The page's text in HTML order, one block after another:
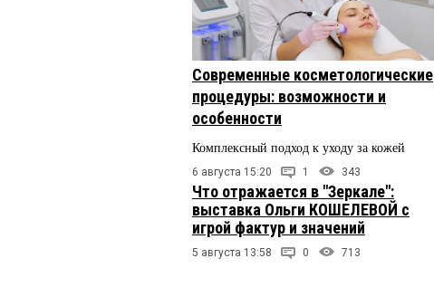
Современные косметологические
процедуры: возможности и
особенности
Комплексный подход к уходу за кожей
6 августа 15:20 1 343
Что отражается в "Зеркале":
выставка Ольги КОШЕЛЕВОЙ с
игрой фактур и значений
5 августа 13:58 0 713